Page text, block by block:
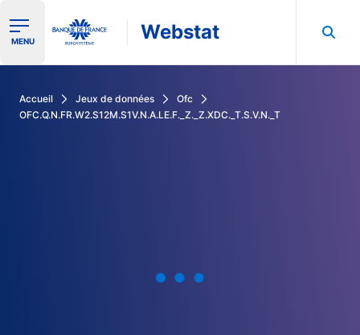
Ouvrir le menu de navigation
MENU Webstat
Accueil Jeux de données
Ofc
OFC.Q.N.FR.W2.S12M.S1V.N.A.LE.F._Z._Z.XDC._T.S.V.N._T